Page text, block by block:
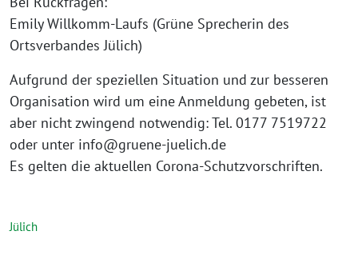
Emily Willkomm-Laufs (Grüne Sprecherin des
Ortsverbandes Jülich)
Aufgrund der speziellen Situation und zur besseren
Organisation wird um eine Anmeldung gebeten, ist
aber nicht zwingend notwendig: Tel. 0177 7519722
oder unter info@gruene-juelich.de
Es gelten die aktuellen Corona-Schutzvorschriften.
Jülich